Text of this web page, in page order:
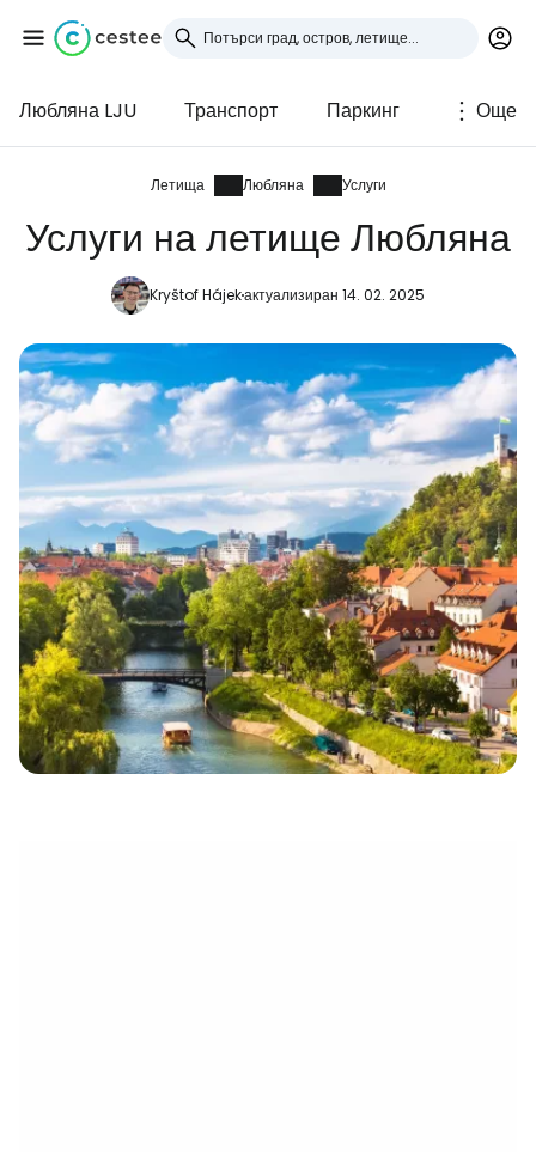
Любляна LJU Транспорт Паркинг Още
Летища Любляна Услуги
Услуги на летище Любляна
Kryštof Hájekактуализиран 14. 02. 2025
Влезте в Cestee
... световната общност на туристите
Продължете с Google
Продължете с Facebook
Продължете с имейл